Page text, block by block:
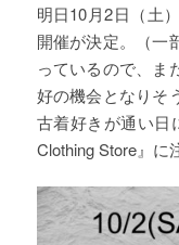
明日10月2日（土
開催が決定。（一
っているので、ま
好の機会となりそ
古着好きが通い日
Clothing Store』に